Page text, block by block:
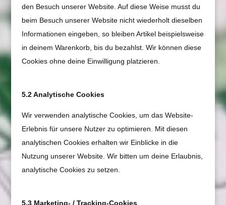
den Besuch unserer Website. Auf diese Weise musst du
beim Besuch unserer Website nicht wiederholt dieselben
Informationen eingeben, so bleiben Artikel beispielsweise
in deinem Warenkorb, bis du bezahlst. Wir können diese
Cookies ohne deine Einwilligung platzieren.
5.2 Analytische Cookies
Wir verwenden analytische Cookies, um das Website-
Erlebnis für unsere Nutzer zu optimieren. Mit diesen
analytischen Cookies erhalten wir Einblicke in die
Nutzung unserer Website. Wir bitten um deine Erlaubnis,
analytische Cookies zu setzen.
5.3 Marketing- / Tracking-Cookies